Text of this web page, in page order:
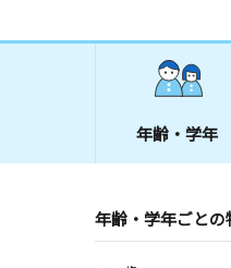
年齢・学年
年齢・学年ごとの